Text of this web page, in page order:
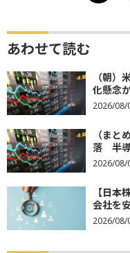
あわせて読む
（朝
化懸念
2026/08/
（まと
落 半導
2026/08/
【日本
会社を
2026/08/